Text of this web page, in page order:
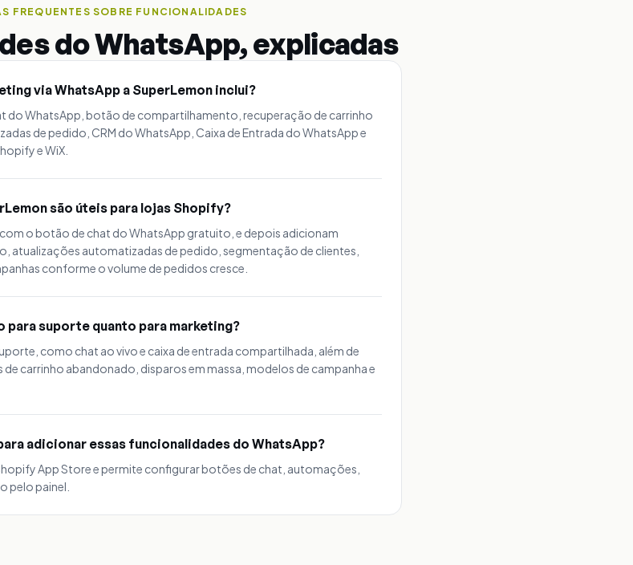
FREQUENTES SOBRE FUNCIONALIDADES
do WhatsApp, explicadas
via WhatsApp a SuperLemon inclui?
do WhatsApp, botão de compartilhamento, recuperação de carrinho
de pedido, CRM do WhatsApp, Caixa de Entrada do WhatsApp e
e WiX.
são úteis para lojas Shopify?
o botão de chat do WhatsApp gratuito, e depois adicionam
atualizações automatizadas de pedido, segmentação de clientes,
conforme o volume de pedidos cresce.
para suporte quanto para marketing?
como chat ao vivo e caixa de entrada compartilhada, além de
carrinho abandonado, disparos em massa, modelos de campanha e
adicionar essas funcionalidades do WhatsApp?
App Store e permite configurar botões de chat, automações,
pelo painel.